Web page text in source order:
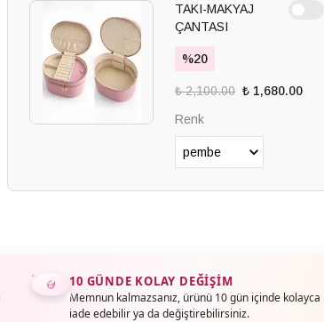
TAKI-MAKYAJ
ÇANTASI
%20
₺ 2,100.00 ₺ 1,680.00
Renk
10 GÜNDE KOLAY DEĞIŞIM
Memnun kalmazsanız, ürünü 10 gün içinde kolayca
iade edebilir ya da değiştirebilirsiniz.